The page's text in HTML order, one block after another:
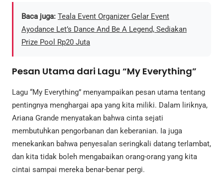
Baca juga: Teala Event Organizer Gelar Event
Ayodance Let’s Dance And Be A Legend, Sediakan
Prize Pool Rp20 Juta
Pesan Utama dari Lagu “My Everything”
Lagu “My Everything” menyampaikan pesan utama tentang
pentingnya menghargai apa yang kita miliki. Dalam liriknya,
Ariana Grande menyatakan bahwa cinta sejati
membutuhkan pengorbanan dan keberanian. Ia juga
menekankan bahwa penyesalan seringkali datang terlambat,
dan kita tidak boleh mengabaikan orang-orang yang kita
cintai sampai mereka benar-benar pergi.